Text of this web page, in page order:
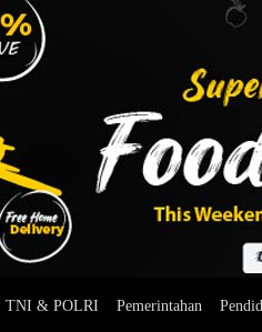
TNI & POLRI Pemerintahan